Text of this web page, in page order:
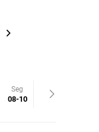
Seg
08-10